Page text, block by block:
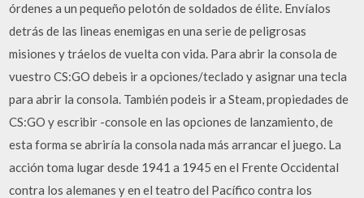
órdenes a un pequeño pelotón de soldados de élite. Envíalos
detrás de las lineas enemigas en una serie de peligrosas
misiones y tráelos de vuelta con vida. Para abrir la consola de
vuestro CS:GO debeis ir a opciones/teclado y asignar una tecla
para abrir la consola. También podeis ir a Steam, propiedades de
CS:GO y escribir -console en las opciones de lanzamiento, de
esta forma se abriría la consola nada más arrancar el juego. La
acción toma lugar desde 1941 a 1945 en el Frente Occidental
contra los alemanes y en el teatro del Pacífico contra los